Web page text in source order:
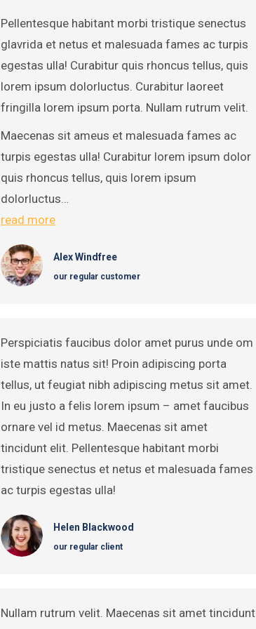
Pellentesque habitant morbi tristique senectus
glavrida et netus et malesuada fames ac turpis
egestas ulla! Curabitur quis rhoncus tellus, quis
lorem ipsum dolorluctus. Curabitur laoreet
fringilla lorem ipsum porta. Nullam rutrum velit.
Maecenas sit ameus et malesuada fames ac
turpis egestas ulla! Curabitur lorem ipsum dolor
quis rhoncus tellus, quis lorem ipsum
dolorluctus…
read more
Alex Windfree
our regular customer
Perspiciatis faucibus dolor amet purus unde om
iste mattis natus sit! Proin adipiscing porta
tellus, ut feugiat nibh adipiscing metus sit amet.
In eu justo a felis lorem ipsum – amet faucibus
ornare vel id metus. Maecenas sit amet
tincidunt elit. Pellentesque habitant morbi
tristique senectus et netus et malesuada fames
ac turpis egestas ulla!
Helen Blackwood
our regular client
Nullam rutrum velit. Maecenas sit amet tincidunt